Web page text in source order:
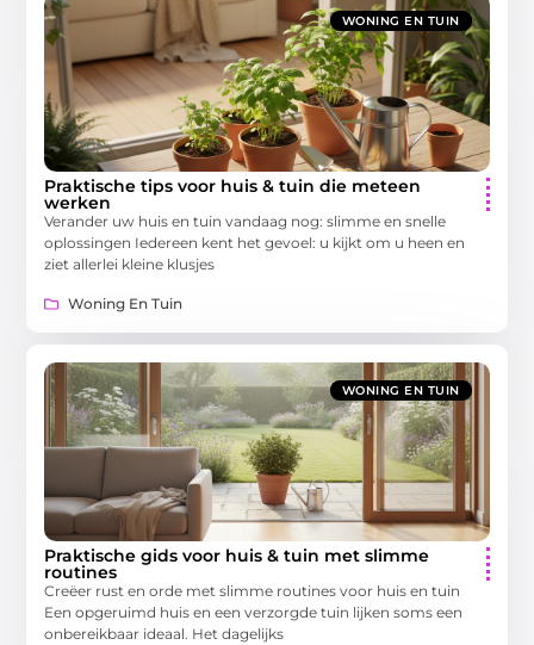
WONING EN TUIN
Praktische tips voor huis & tuin die meteen
werken
Verander uw huis en tuin vandaag nog: slimme en snelle
oplossingen Iedereen kent het gevoel: u kijkt om u heen en
ziet allerlei kleine klusjes
Woning En Tuin
WONING EN TUIN
Praktische gids voor huis & tuin met slimme
routines
Creëer rust en orde met slimme routines voor huis en tuin
Een opgeruimd huis en een verzorgde tuin lijken soms een
onbereikbaar ideaal. Het dagelijks